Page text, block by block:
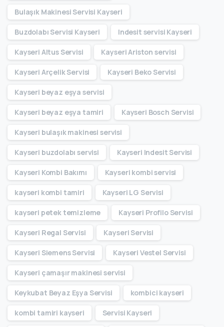
Bulaşık Makinesi Servisi Kayseri
Buzdolabı Servisi Kayseri Indesit servisi Kayseri
Kayseri Altus Servisi Kayseri Ariston servisi
Kayseri Arçelik Servisi Kayseri Beko Servisi
Kayseri beyaz eşya servisi
Kayseri beyaz eşya tamiri Kayseri Bosch Servisi
Kayseri bulaşık makinesi servisi
Kayseri buzdolabı servisi Kayseri Indesit Servisi
Kayseri Kombi Bakımı Kayseri kombi servisi
kayseri kombi tamiri Kayseri LG Servisi
kayseri petek temizleme Kayseri Profilo Servisi
Kayseri Regal Servisi Kayseri Servisi
Kayseri Siemens Servisi Kayseri Vestel Servisi
Kayseri çamaşır makinesi servisi
Keykubat Beyaz Eşya Servisi kombici kayseri
kombi tamiri kayseri Servisi Kayseri